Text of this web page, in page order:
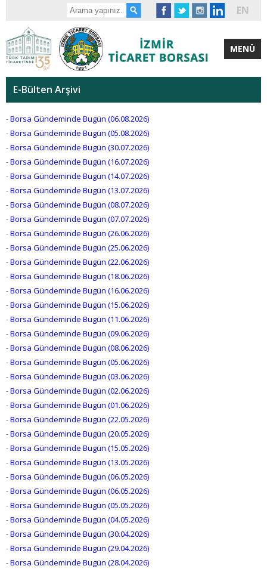
EN
MENÜ
E-Bülten Arşivi
-Borsa Gündeminde Bugün (06.08.2026)
-Borsa Gündeminde Bugün (05.08.2026)
-Borsa Gündeminde Bugün (30.07.2026)
-Borsa Gündeminde Bugün (16.07.2026)
-Borsa Gündeminde Bugün (14.07.2026)
-Borsa Gündeminde Bugün (13.07.2026)
-Borsa Gündeminde Bugün (08.07.2026)
-Borsa Gündeminde Bugün (07.07.2026)
-Borsa Gündeminde Bugün (26.06.2026)
-Borsa Gündeminde Bugün (25.06.2026)
-Borsa Gündeminde Bugün (22.06.2026)
-Borsa Gündeminde Bugün (18.06.2026)
-Borsa Gündeminde Bugün (16.06.2026)
-Borsa Gündeminde Bugün (15.06.2026)
-Borsa Gündeminde Bugün (11.06.2026)
-Borsa Gündeminde Bugün (09.06.2026)
-Borsa Gündeminde Bugün (08.06.2026)
-Borsa Gündeminde Bugün (05.06.2026)
-Borsa Gündeminde Bugün (03.06.2026)
-Borsa Gündeminde Bugün (02.06.2026)
-Borsa Gündeminde Bugün (01.06.2026)
-Borsa Gündeminde Bugün (22.05.2026)
-Borsa Gündeminde Bugün (20.05.2026)
-Borsa Gündeminde Bugün (15.05.2026)
-Borsa Gündeminde Bugün (13.05.2026)
-Borsa Gündeminde Bugün (06.05.2026)
-Borsa Gündeminde Bugün (06.05.2026)
-Borsa Gündeminde Bugün (05.05.2026)
-Borsa Gündeminde Bugün (04.05.2026)
-Borsa Gündeminde Bugün (30.04.2026)
-Borsa Gündeminde Bugün (29.04.2026)
-Borsa Gündeminde Bugün (28.04.2026)